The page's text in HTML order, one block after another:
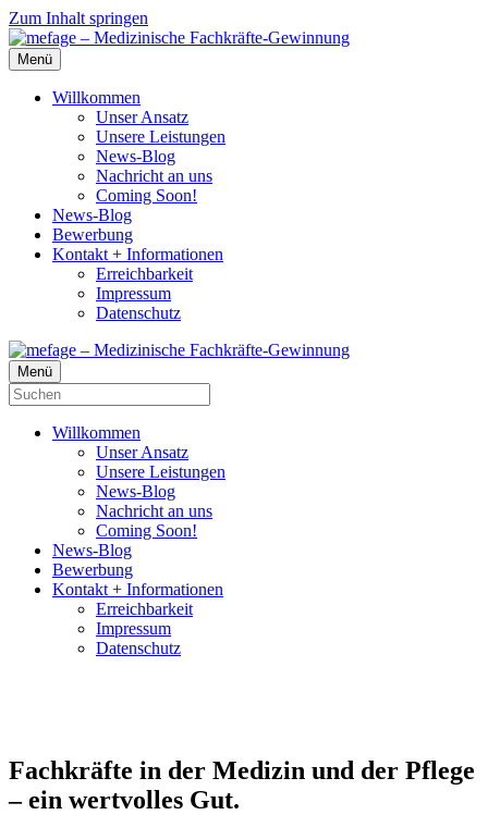
Zum Inhalt springen
Menü
Willkommen
Unser Ansatz
Unsere Leistungen
News-Blog
Nachricht an uns
Coming Soon!
News-Blog
Bewerbung
Kontakt + Informationen
Erreichbarkeit
Impressum
Datenschutz
Menü
Willkommen
Unser Ansatz
Unsere Leistungen
News-Blog
Nachricht an uns
Coming Soon!
News-Blog
Bewerbung
Kontakt + Informationen
Erreichbarkeit
Impressum
Datenschutz
Fachkräfte in der Medizin und der Pflege
– ein wertvolles Gut.